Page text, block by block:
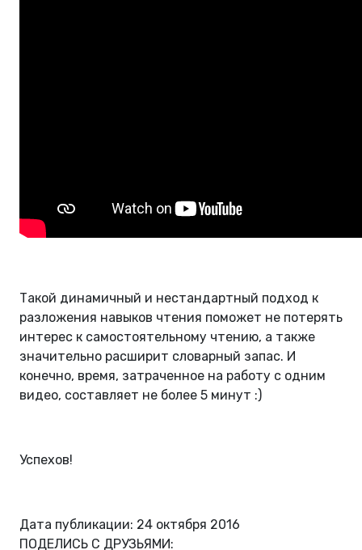
Такой динамичный и нестандартный подход к
разложения навыков чтения поможет не потерять
интерес к самостоятельному чтению, а также
значительно расширит словарный запас. И
конечно, время, затраченное на работу с одним
видео, составляет не более 5 минут :)
Успехов!
Дата публикации: 24 октября 2016
ПОДЕЛИСЬ С ДРУЗЬЯМИ: